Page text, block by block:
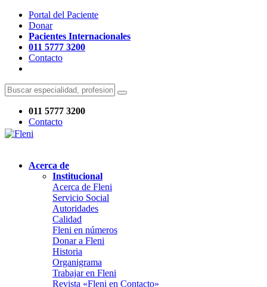
Portal del Paciente
Donar
Pacientes Internacionales
011 5777 3200
Contacto
011 5777 3200
Contacto
Acerca de
Institucional
Acerca de Fleni
Servicio Social
Autoridades
Calidad
Fleni en números
Donar a Fleni
Historia
Organigrama
Trabajar en Fleni
Revista «Fleni en Contacto»